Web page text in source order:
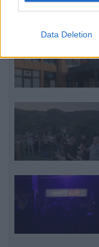
Data Deletion
të fundit